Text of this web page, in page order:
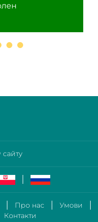
сайту
Про нас
Умови
Контакти